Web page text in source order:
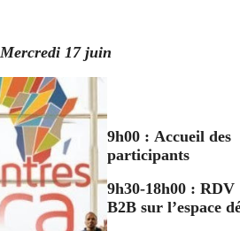
Mercredi 17 juin
9h00 : Accueil des
participants
9h30-18h00 : RDV
B2B sur l’espace